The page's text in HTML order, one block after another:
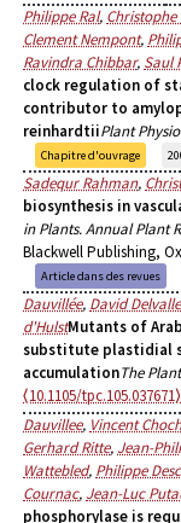
Philippe Ral, Christophe
Clement Nempont,
Ravindra Chibbar, Saul
clock regulation of
contributor to
reinhardtiiPlant
Chapitre d'ouvrage
Sadequr Rahman,
biosynthesis in
in Plants. Annual Plant
Blackwell Publishing,
Article dans des revues
Dauvillée, David Delvalle
d'HulstMutants of
substitute plastidial
accumulationThe
⟨10.1105/tpc.105.037671⟩
Dauvillee, Vincent
Gerhard Ritte, Jean-
Wattebled, Philippe
Cournac, Jean-Luc
phosphorylase is